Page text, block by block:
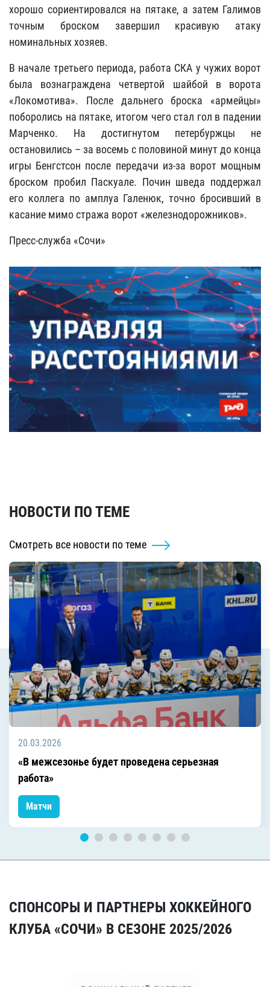
хорошо сориентировался на пятаке, а затем Галимов
точным броском завершил красивую атаку
номинальных хозяев.
В начале третьего периода, работа СКА у чужих ворот
была вознаграждена четвертой шайбой в ворота
«Локомотива». После дальнего броска «армейцы»
поборолись на пятаке, итогом чего стал гол в падении
Марченко. На достигнутом петербуржцы не
остановились – за восемь с половиной минут до конца
игры Бенгстсон после передачи из-за ворот мощным
броском пробил Паскуале. Почин шведа поддержал
его коллега по амплуа Галенюк, точно бросивший в
касание мимо стража ворот «железнодорожников».
Пресс-служба «Сочи»
НОВОСТИ ПО ТЕМЕ
Смотреть все новости по теме
20.03.2026
«В межсезонье будет проведена серьезная
работа»
Матчи
СПОНСОРЫ И ПАРТНЕРЫ ХОККЕЙНОГО
КЛУБА «СОЧИ» В СЕЗОНЕ 2025/2026